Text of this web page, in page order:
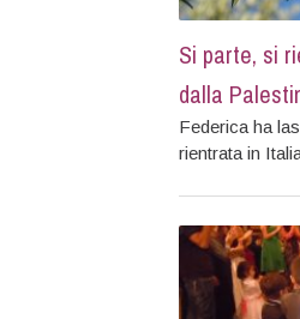
Si parte, si
dalla
Federica ha
rientrata in